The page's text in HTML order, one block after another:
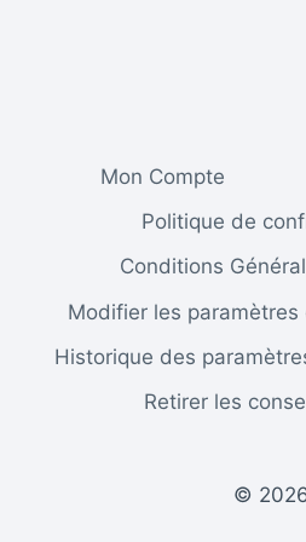
Mon Compte
Politique de
Conditions
Modifier les
Historique des
Retirer les
©